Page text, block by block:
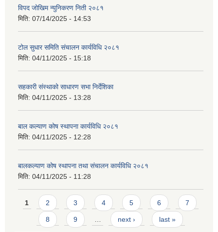
विपद जोखिम न्युनिकरण निती २०८१
मिति: 07/14/2025 - 14:53
टोल सुधार समिति संचालन कार्यविधि २०८१
मिति: 04/11/2025 - 15:18
सहकारी संस्थाको साधारण सभा निर्देशिका
मिति: 04/11/2025 - 13:28
बाल कल्याण कोष स्थापना कार्यविधि २०८१
मिति: 04/11/2025 - 12:28
बालकल्याण कोष स्थापना तथा संचालन कार्यविधि २०८१
मिति: 04/11/2025 - 11:28
Pages
1 2 3 4 5 6 7
8 9 … next › last »